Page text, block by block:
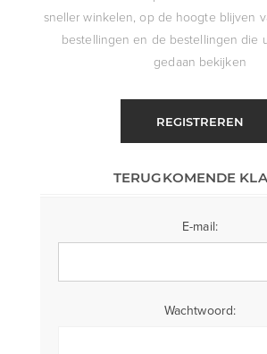
sneller winkelen, op de hoogte blijven
bestellingen en de bestellingen die
gedaan bekijken
REGISTREREN
TERUGKOMENDE
E-mail:
Wachtwoord: